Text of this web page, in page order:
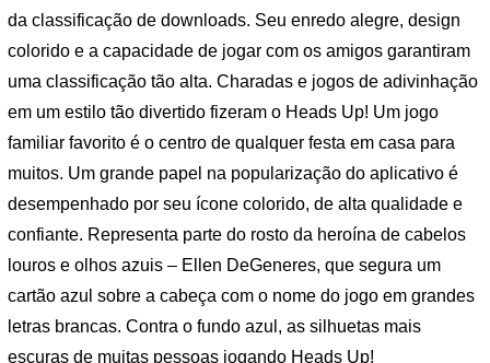
da classificação de downloads. Seu enredo alegre, design
colorido e a capacidade de jogar com os amigos garantiram
uma classificação tão alta. Charadas e jogos de adivinhação
em um estilo tão divertido fizeram o Heads Up! Um jogo
familiar favorito é o centro de qualquer festa em casa para
muitos. Um grande papel na popularização do aplicativo é
desempenhado por seu ícone colorido, de alta qualidade e
confiante. Representa parte do rosto da heroína de cabelos
louros e olhos azuis – Ellen DeGeneres, que segura um
cartão azul sobre a cabeça com o nome do jogo em grandes
letras brancas. Contra o fundo azul, as silhuetas mais
escuras de muitas pessoas jogando Heads Up!